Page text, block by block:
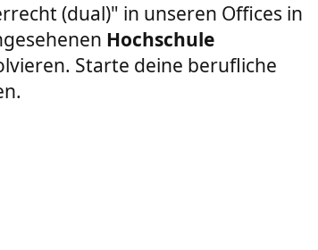
(dual)" in unseren Offices in
Hochschule
Starte deine berufliche